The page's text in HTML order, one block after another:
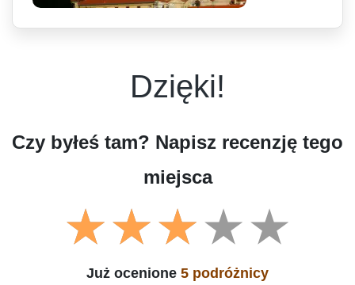
Dzięki!
Czy byłeś tam? Napisz recenzję tego
miejsca
Już ocenione 5 podróżnicy